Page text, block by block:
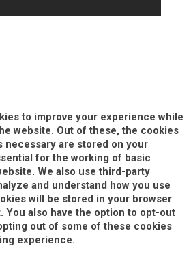
to improve your experience while
website. Out of these, the cookies
necessary are stored on your
for the working of basic
We also use third-party
and understand how you use
will be stored in your browser
You also have the option to opt-out
out of some of these cookies
experience.